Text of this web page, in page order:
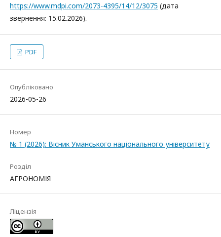
https://www.mdpi.com/2073-4395/14/12/3075 (дата
звернення: 15.02.2026).
PDF
Опубліковано
2026-05-26
Номер
№ 1 (2026): Вісник Уманського національного університету
Розділ
АГРОНОМІЯ
Ліцензія